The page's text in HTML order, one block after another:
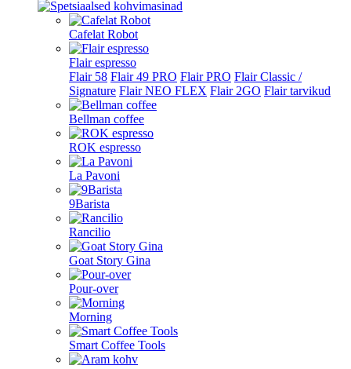
Cafelat Robot
Flair espresso
Flair 58 Flair 49 PRO Flair PRO Flair Classic /
Signature Flair NEO FLEX Flair 2GO Flair tarvikud
Bellman coffee
ROK espresso
La Pavoni
9Barista
Rancilio
Goat Story Gina
Pour-over
Morning
Smart Coffee Tools